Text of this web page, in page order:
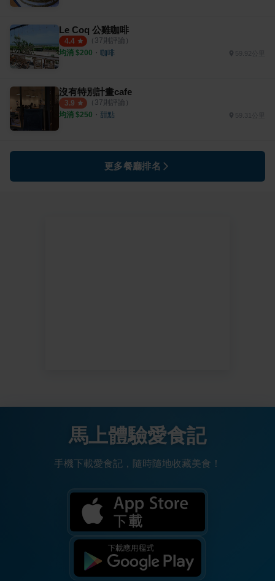
Le Coq 公雞咖啡
4.4 （ 37則評論）
均消 $200 ・ 咖啡 59.92公里
沒有特別計畫cafe
3.9 （ 37則評論）
均消 $250 ・ 甜點 59.31公里
更多餐廳排名
馬上體驗愛食記
手機下載愛食記，隨時隨地收藏美食！